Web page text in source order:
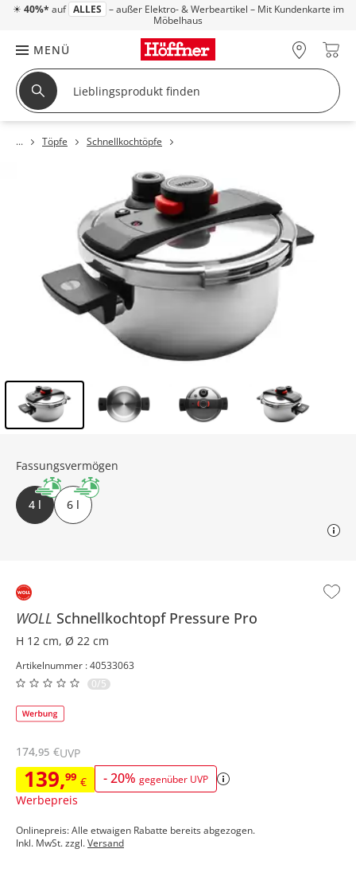
☀ 40%* auf ALLES – außer Elektro- & Werbeartikel – Mit Kundenkarte im
Möbelhaus
MENÜ
Töpfe Schnellkochtöpfe
WOLL Schnellkochtopf Pressure Pro
H 12 cm, Ø 22 cm
Artikelnummer : 40533063
0/5
139,99 € -20% gegenüber UVP
Werbepreis
174,95 €UVP
Onlinepreis: Alle etwaigen Rabatte bereits abgezogen.
Inkl. MwSt. zzgl.Versand
Fassungsvermögen
4 l 6 l